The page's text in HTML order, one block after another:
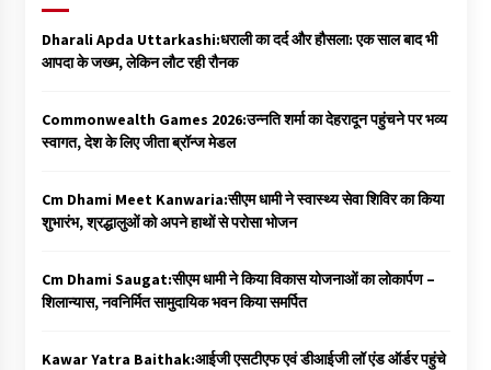
Dharali Apda Uttarkashi:धराली का दर्द और हौसला: एक साल बाद भी
आपदा के जख्म, लेकिन लौट रही रौनक
Commonwealth Games 2026:उन्नति शर्मा का देहरादून पहुंचने पर भव्य
स्वागत, देश के लिए जीता ब्रॉन्ज मेडल
Cm Dhami Meet Kanwaria:सीएम धामी ने स्वास्थ्य सेवा शिविर का किया
शुभारंभ, श्रद्धालुओं को अपने हाथों से परोसा भोजन
Cm Dhami Saugat:सीएम धामी ने किया विकास योजनाओं का लोकार्पण –
शिलान्यास, नवनिर्मित सामुदायिक भवन किया समर्पित
Kawar Yatra Baithak:आईजी एसटीएफ एवं डीआईजी लॉ एंड ऑर्डर पहुंचे